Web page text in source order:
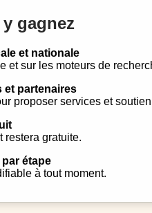
y gagnez
et nationale
et sur les moteurs de
et partenaires
proposer services et
restera gratuite.
étape
à tout moment.